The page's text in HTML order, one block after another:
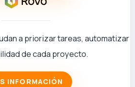
a priorizar tareas, automatizar
de cada proyecto.
INFORMACIÓN